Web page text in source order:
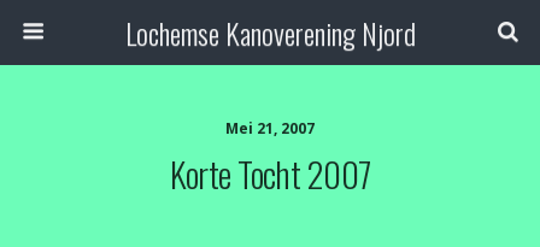
Lochemse Kanoverening Njord
Mei 21, 2007
Korte Tocht 2007